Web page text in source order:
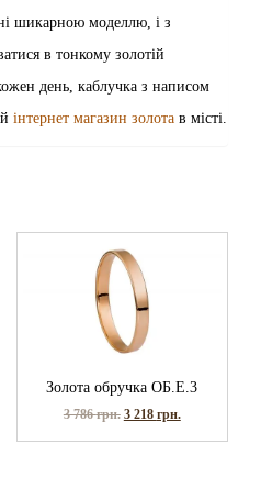
шикарною моделлю, і з
в тонкому золотій
день, каблучка з написом
інтернет магазин золота в місті.
Золота обручка ОБ.Е.3
3 786грн. 3 218 грн.